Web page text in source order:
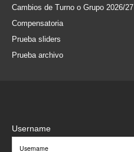
Cambios de Turno o Grupo 2026/27
Compensatoria
Prueba sliders
Prueba archivo
Username